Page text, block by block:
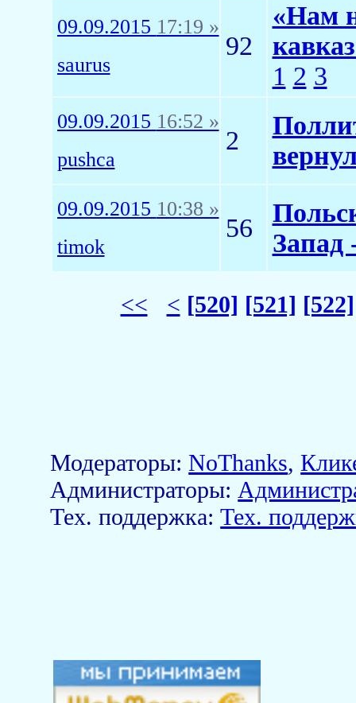
09.09.2015 17:19 »
saurus
92
«Нам
1 2 3
09.09.2015 16:52 »
pushca
2
09.09.2015 10:38 »
timok
56
Запад
<< < [520] [521] [522]
Модераторы:NoThanks,
Aдминистраторы:
Тех. поддержка:Тех.